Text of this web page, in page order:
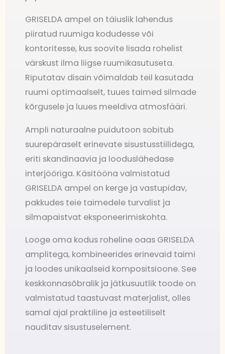
GRISELDA ampel on täiuslik lahendus
piiratud ruumiga kodudesse või
kontoritesse, kus soovite lisada rohelist
värskust ilma liigse ruumikasutuseta.
Riputatav disain võimaldab teil kasutada
ruumi optimaalselt, tuues taimed silmade
kõrgusele ja luues meeldiva atmosfääri.
Ampli naturaalne puidutoon sobitub
suurepäraselt erinevate sisustusstiilidega,
eriti skandinaavia ja looduslähedase
interjööriga. Käsitööna valmistatud
GRISELDA ampel on kerge ja vastupidav,
pakkudes teie taimedele turvalist ja
silmapaistvat eksponeerimiskohta.
Looge oma kodus roheline oaas GRISELDA
amplitega, kombineerides erinevaid taimi
ja loodes unikaalseid kompositsioone. See
keskkonnasõbralik ja jätkusuutlik toode on
valmistatud taastuvast materjalist, olles
samal ajal praktiline ja esteetiliselt
nauditav sisustuselement.